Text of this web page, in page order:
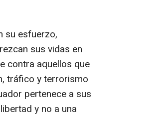
su esfuerzo,
sus vidas en
contra aquellos que
tráfico y terrorismo
pertenece a sus
y no a una